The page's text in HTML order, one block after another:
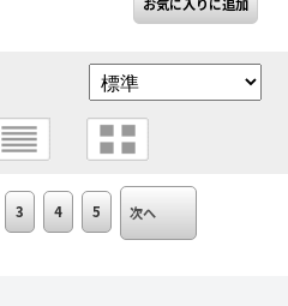
3 4 5 次へ